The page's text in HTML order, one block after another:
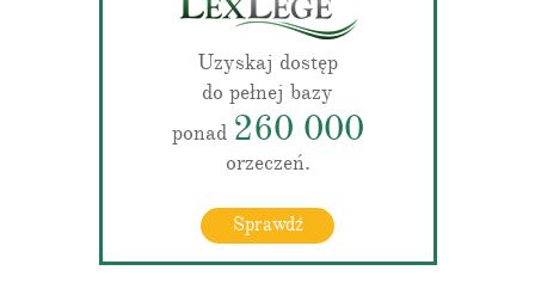
Uzyskaj dostęp
do pełnej bazy
ponad 260 000
orzeczeń.
Sprawdź